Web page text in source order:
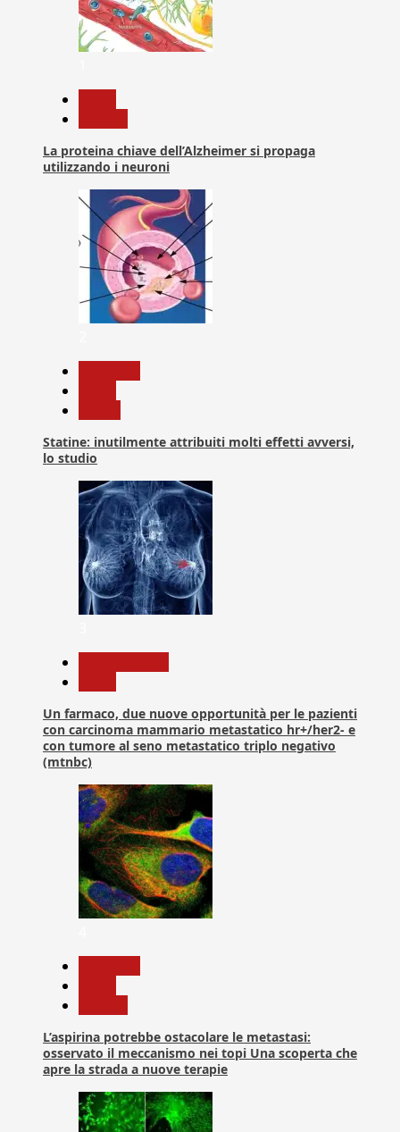
La proteina chiave dell’Alzheimer si propaga
utilizzando i neuroni
Statine: inutilmente attribuiti molti effetti avversi,
lo studio
Un farmaco, due nuove opportunità per le pazienti
con carcinoma mammario metastatico hr+/her2- e
con tumore al seno metastatico triplo negativo
(mtnbc)
L’aspirina potrebbe ostacolare le metastasi:
osservato il meccanismo nei topi Una scoperta che
apre la strada a nuove terapie